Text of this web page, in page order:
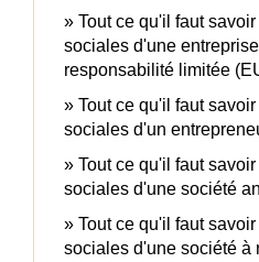
Tout ce qu'il faut
sociales d'une
responsabilité limitée
Tout ce qu'il faut
sociales d'un
Tout ce qu'il faut
sociales d'une société
Tout ce qu'il faut
sociales d'une société à